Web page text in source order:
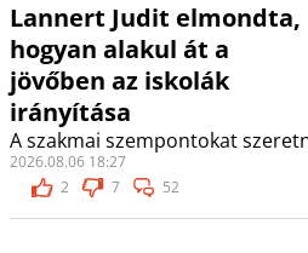
Lannert Judit elmondta,
hogyan alakul át a
jövőben az iskolák
irányítása
A szakmai szempontokat
2026.08.06 18:27
2
7 52